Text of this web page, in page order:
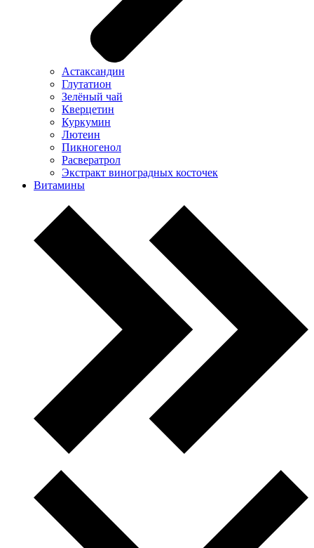
Астаксандин
Глутатион
Зелёный чай
Кверцетин
Куркумин
Лютеин
Пикногенол
Расвератрол
Экстракт виноградных косточек
Витамины